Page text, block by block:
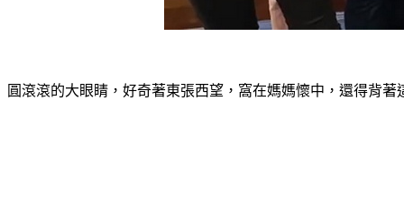
圓滾滾的大眼睛，好奇著東張西望，窩在媽媽懷中，還得背